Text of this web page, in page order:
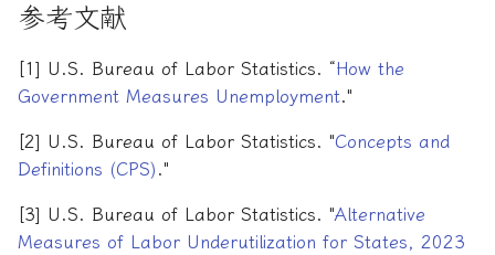
参考文献
[1] U.S. Bureau of Labor Statistics. “How the
Government Measures Unemployment."
[2] U.S. Bureau of Labor Statistics. "Concepts and
Definitions (CPS) ."
[3] U.S. Bureau of Labor Statistics. "Alternative
Measures of Labor Underutilization for States, 2023